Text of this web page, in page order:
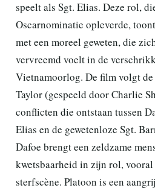
speelt als Sgt. Elias. Deze rol,
Oscarnominatie opleverde,
met een moreel geweten, die
vervreemd voelt in de
Vietnamoorlog. De film volgt
Taylor (gespeeld door Charlie
conflicten die ontstaan tussen
Elias en de gewetenloze Sgt.
Dafoe brengt een zeldzame
kwetsbaarheid in zijn rol,
sterfscène. Platoon is een